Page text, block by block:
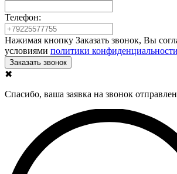
Телефон:
Нажимая кнопку Заказать звонок, Вы
условиями политики конфиденциальности
✖
Спасибо, ваша заявка на звонок